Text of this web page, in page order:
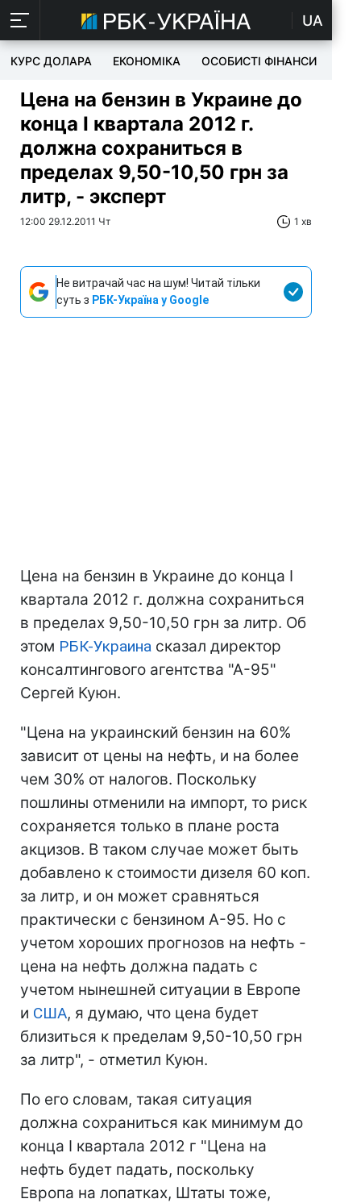
UA
КУРС ДОЛАРА ЕКОНОМІКА ОСОБИСТІ ФІНАНСИ
Цена на бензин в Украине до
конца І квартала 2012 г.
должна сохраниться в
пределах 9,50-10,50 грн за
литр, - эксперт
12:00 29.12.2011 Чт 1 хв
Не витрачай час на шум! Читай тільки
суть з РБК-Україна у Google
Цена на бензин в Украине до конца І
квартала 2012 г. должна сохраниться
в пределах 9,50-10,50 грн за литр. Об
этом РБК-Украина сказал директор
консалтингового агентства "А-95"
Сергей Куюн.
"Цена на украинский бензин на 60%
зависит от цены на нефть, и на более
чем 30% от налогов. Поскольку
пошлины отменили на импорт, то риск
сохраняется только в плане роста
акцизов. В таком случае может быть
добавлено к стоимости дизеля 60 коп.
за литр, и он может сравняться
практически с бензином А-95. Но с
учетом хороших прогнозов на нефть -
цена на нефть должна падать с
учетом нынешней ситуации в Европе
и США, я думаю, что цена будет
близиться к пределам 9,50-10,50 грн
за литр", - отметил Куюн.
По его словам, такая ситуация
должна сохраниться как минимум до
конца І квартала 2012 г "Цена на
нефть будет падать, поскольку
Европа на лопатках, Штаты тоже,